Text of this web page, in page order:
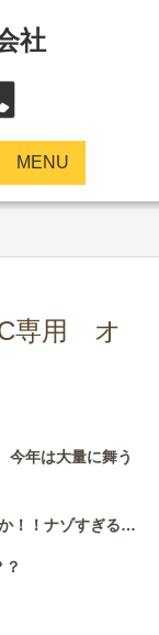
社
MENU
専用 オ
今年は大量に舞う
！！ナゾすぎる…